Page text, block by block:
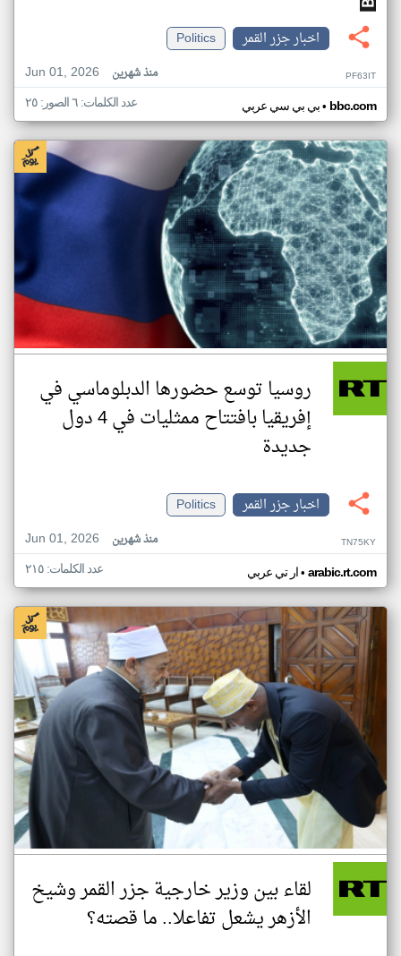
اخبار جزر القمر
Politics
Jun 01, 2026
منذ شهرين PF63IT
بي بي سي عربي• bbc.com عدد الكلمات: ٦ الصور: ٢٥
روسيا توسع حضورها الدبلوماسي في
إفريقيا بافتتاح ممثليات في 4 دول
جديدة
اخبار جزر القمر
Politics
Jun 01, 2026
منذ شهرين TN75KY
ار تي عربي• arabic.rt.com عدد الكلمات: ٢١٥
لقاء بين وزير خارجية جزر القمر وشيخ
الأزهر يشعل تفاعلا.. ما قصته؟